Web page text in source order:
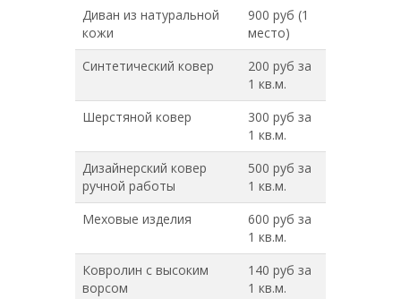
Диван из натуральной
кожи
900 руб (1
место)
Синтетический ковер
200 руб за
1 кв.м.
Шерстяной ковер
300 руб за
1 кв.м.
Дизайнерский ковер
ручной работы
500 руб за
1 кв.м.
Меховые изделия
600 руб за
1 кв.м.
Ковролин с высоким
ворсом
140 руб за
1 кв.м.